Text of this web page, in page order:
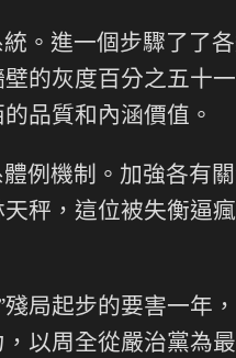
。進一個步驟了了
的灰度百分之五十
品質和內涵價值。
例機制。加強各有
秤，這位被失衡逼
局起步的要害一年
以周全從嚴治黨為